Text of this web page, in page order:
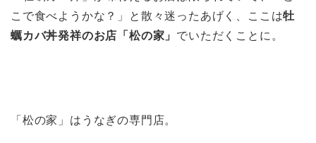
こで食べようかな？」と散々迷ったあげく、ここは牡
蠣カバ丼発祥のお店「松の家」 でいただくことに。
「松の家」はうなぎの専門店。